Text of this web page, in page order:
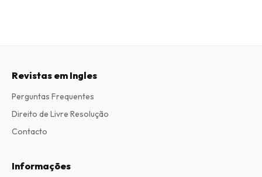
Revistas em Ingles
Perguntas Frequentes
Direito de Livre Resolução
Contacto
Informações